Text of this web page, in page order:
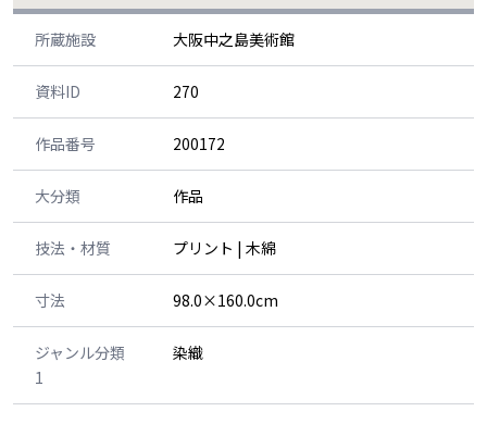
所蔵施設 大阪中之島美術館
資料ID 270
作品番号 200172
大分類 作品
技法・材質 プリント | 木綿
寸法 98.0×160.0cm
ジャンル分類
1
染織